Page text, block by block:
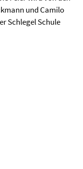
und Camilo
Schlegel Schule